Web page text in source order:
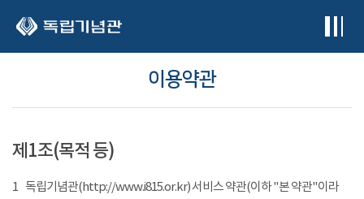
이용약관
제1조(목적 등)
1 독립기념관(http://www.i815.or.kr) 서비스 약관(이하 "본 약관"이라